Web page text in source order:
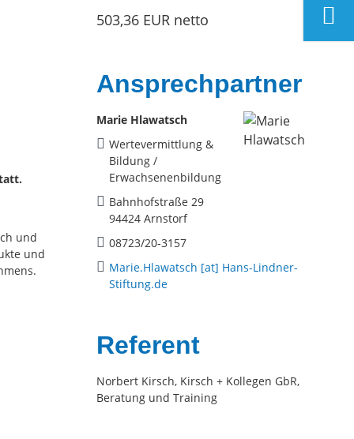
und
und
503,36 EUR netto
Ansprechpartner
Marie Hlawatsch
Wertevermittlung &
Bildung /
Erwachsenenbildung
Bahnhofstraße 29
94424 Arnstorf
08723/20-3157
Marie.Hlawatsch [at] Hans-Lindner-
Stiftung.de
Referent
Norbert Kirsch, Kirsch + Kollegen GbR,
Beratung und Training